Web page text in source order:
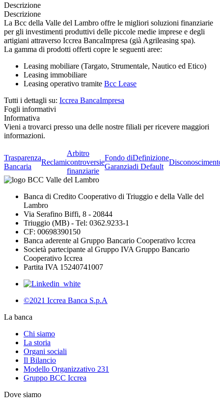
Descrizione
Descrizione
La Bcc della Valle del Lambro offre le migliori soluzioni finanziarie
per gli investimenti produttivi delle piccole medie imprese e degli
artigiani attraverso Iccrea BancaImpresa (già Agrileasing spa).
La gamma di prodotti offerti copre le seguenti aree:
Leasing mobiliare (Targato, Strumentale, Nautico ed Etico)
Leasing immobiliare
Leasing operativo tramite Bcc Lease
Tutti i dettagli su: Iccrea BancaImpresa
Fogli informativi
Informativa
Vieni a trovarci presso una delle nostre filiali per ricevere maggiori
informazioni.
Trasparenza
Bancaria
Reclami
Arbitro
controversie
finanziarie
Fondo di
Garanzia
Definizione
di Default
Banca di Credito Cooperativo di Triuggio e della Valle del
Lambro
Via Serafino Biffi, 8 - 20844
Triuggio (MB) - Tel: 0362.9233-1
CF: 00698390150
Banca aderente al Gruppo Bancario Cooperativo Iccrea
Società partecipante al Gruppo IVA Gruppo Bancario
Cooperativo Iccrea
Partita IVA 15240741007
©2021 Iccrea Banca S.p.A
La banca
Chi siamo
La storia
Organi sociali
Il Bilancio
Modello Organizzativo 231
Gruppo BCC Iccrea
Dove siamo